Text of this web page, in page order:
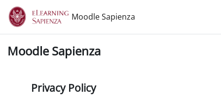
Vai al contenuto principale
Moodle Sapienza
Moodle Sapienza
Privacy Policy